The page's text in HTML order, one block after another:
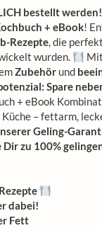
bestellt werden!
+ eBook!
Rezepte, die
wurden.
Zubehör und
Spare
+ eBook
– fettarm,
Geling-
Dir zu 100%
dabei!
Fett